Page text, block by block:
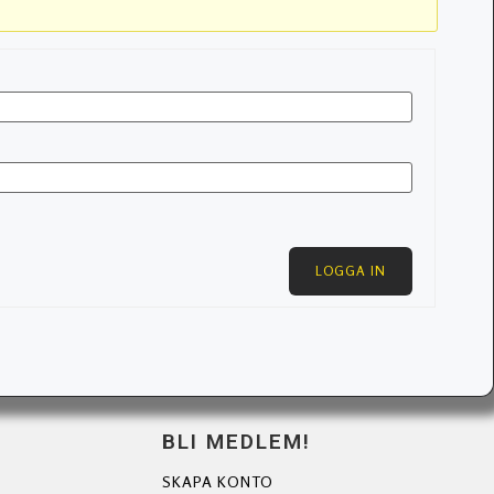
LOGGA IN
BLI MEDLEM!
SKAPA KONTO